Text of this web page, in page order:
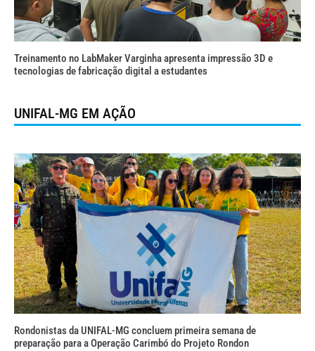
Treinamento no LabMaker Varginha apresenta impressão 3D e
tecnologias de fabricação digital a estudantes
UNIFAL-MG EM AÇÃO
Rondonistas da UNIFAL-MG concluem primeira semana de
preparação para a Operação Carimbó do Projeto Rondon